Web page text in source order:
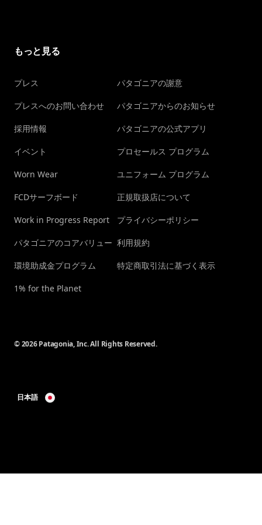
もっと見る
プレス
プレスへのお問い合わせ
採用情報
イベント
Worn Wear
FCDサーフボード
Work in Progress Report
パタゴニアのコアバリュー
環境助成金プログラム
1% for the Planet
パタゴニアの謝意
パタゴニアからのお知らせ
パタゴニアの公式アプリ
プロセールス プログラム
ユニフォーム プログラム
正規取扱店について
プライバシーポリシー
利用規約
特定商取引法に基づく表示
© 2026 Patagonia, Inc. All Rights Reserved.
日本語